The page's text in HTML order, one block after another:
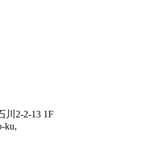
川2-2-13 1F
ku,